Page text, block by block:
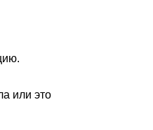
или это